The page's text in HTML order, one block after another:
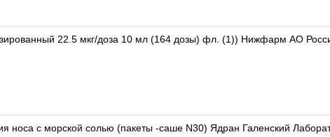
22.5 мкг/доза 10 мл (164 дозы) фл. (1)) Нижфарм АО
носа с морской солью (пакеты -саше N30) Ядран Галенский